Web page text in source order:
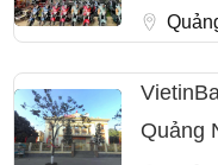
Quảng